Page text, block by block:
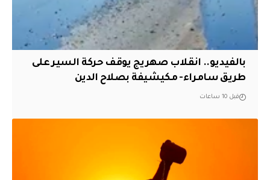
بالفيديو.. انقلاب صهريج يوقف حركة السير على
طريق سامراء- مكيشيفة بصلاح الدين
قبل 10 ساعات